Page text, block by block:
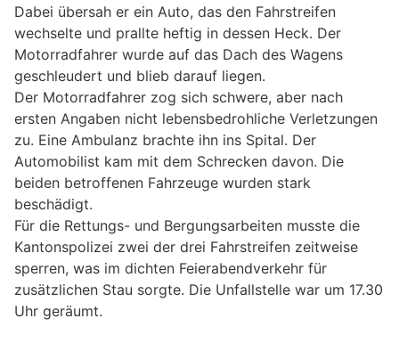
Dabei übersah er ein Auto, das den Fahrstreifen
wechselte und prallte heftig in dessen Heck. Der
Motorradfahrer wurde auf das Dach des Wagens
geschleudert und blieb darauf liegen.
Der Motorradfahrer zog sich schwere, aber nach
ersten Angaben nicht lebensbedrohliche Verletzungen
zu. Eine Ambulanz brachte ihn ins Spital. Der
Automobilist kam mit dem Schrecken davon. Die
beiden betroffenen Fahrzeuge wurden stark
beschädigt.
Für die Rettungs- und Bergungsarbeiten musste die
Kantonspolizei zwei der drei Fahrstreifen zeitweise
sperren, was im dichten Feierabendverkehr für
zusätzlichen Stau sorgte. Die Unfallstelle war um 17.30
Uhr geräumt.